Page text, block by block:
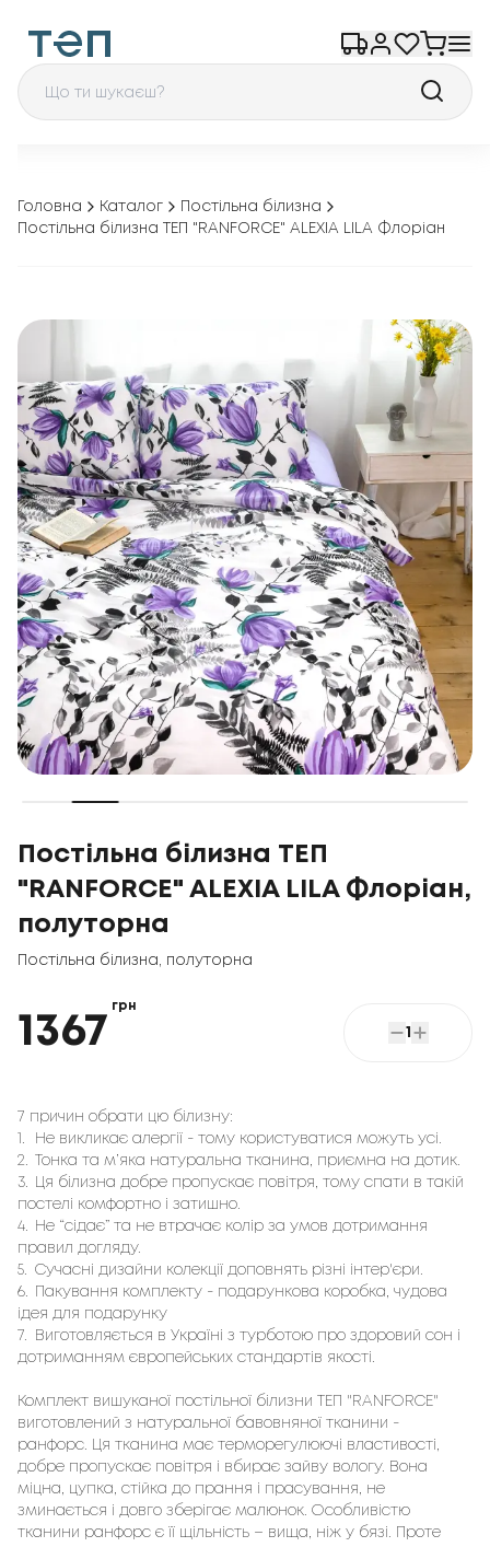
Головна Каталог
Постільна білизна
Постільна білизна ТЕП "RANFORCE" ALEXIA LILA Флоріан
Постільна білизна ТЕП
"RANFORCE" ALEXIA LILA Флоріан,
полуторна
Постільна білизна полуторна
1367
грн
1
7 причин обрати цю білизну:
Не викликає алергії - тому користуватися можуть усі.
2.
Тонка та м’яка натуральна тканина, приємна на дотик.
3.
Ця білизна добре пропускає повітря, тому спати в такій
постелі комфортно і затишно.
4.
Не “сідає” та не втрачає колір за умов дотримання
правил догляду.
5.
Сучасні дизайни колекції доповнять різні інтер'єри.
6.
Пакування комплекту - подарункова коробка, чудова
ідея для подарунку
7.
Виготовляється в Україні з турботою про здоровий сон і
дотриманням європейських стандартів якості.
Комплект вишуканої постільної білизни ТЕП "RANFORCE"
виготовлений з натуральної бавовняної тканини -
ранфорс. Ця тканина має терморегулюючі властивості,
добре пропускає повітря і вбирає зайву вологу. Вона
міцна, цупка, стійка до прання і прасування, не
зминається і довго зберігає малюнок. Особливістю
тканини ранфорс є її щільність – вища, ніж у бязі. Проте